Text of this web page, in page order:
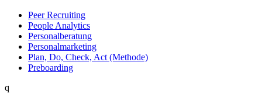
Peer Recruiting
People Analytics
Personalberatung
Personalmarketing
Plan, Do, Check, Act (Methode)
Preboarding
q